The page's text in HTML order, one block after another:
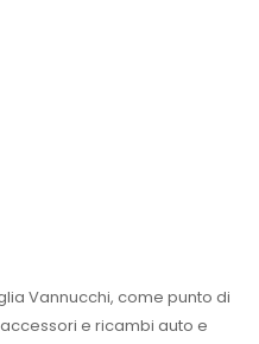
Vannucchi, come punto di
e ricambi auto e